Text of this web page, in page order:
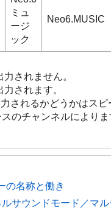
ミュ
ージ
ック
Neo6.MUSIC
されません。
されます。
されるかどうかはス
のチャンネルによりま
の名称と働き
サウンドモード／マ